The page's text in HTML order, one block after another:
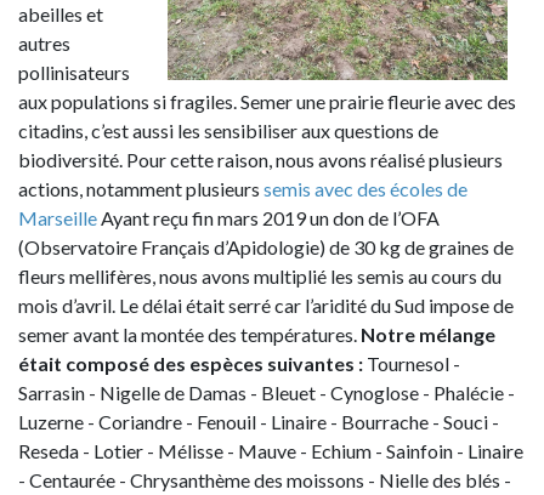
abeilles et
autres
pollinisateurs
aux populations si fragiles. Semer une prairie fleurie avec des
citadins, c’est aussi les sensibiliser aux questions de
biodiversité. Pour cette raison, nous avons réalisé plusieurs
actions, notamment plusieurs semis avec des écoles de
Marseille Ayant reçu fin mars 2019 un don de l’OFA
(Observatoire Français d’Apidologie) de 30 kg de graines de
fleurs mellifères, nous avons multiplié les semis au cours du
mois d’avril. Le délai était serré car l’aridité du Sud impose de
semer avant la montée des températures. Notre mélange
était composé des espèces suivantes : Tournesol -
Sarrasin - Nigelle de Damas - Bleuet - Cynoglose - Phalécie -
Luzerne - Coriandre - Fenouil - Linaire - Bourrache - Souci -
Reseda - Lotier - Mélisse - Mauve - Echium - Sainfoin - Linaire
- Centaurée - Chrysanthème des moissons - Nielle des blés -